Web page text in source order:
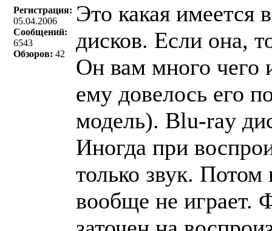
Регистрация:
05.04.2006
Сообщений:
6543
Обзоров: 42
Это какая имеется
дисков. Если она,
Он вам много чего
ему довелось его
модель). Blu-ray
Иногда при
только звук.
вообще не играет.